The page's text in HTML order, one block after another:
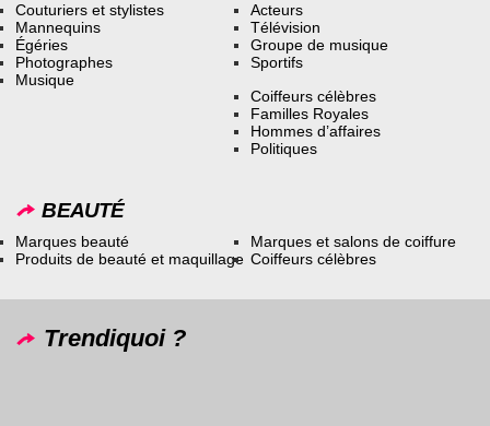
Couturiers et stylistes
Mannequins
Égéries
Photographes
Musique
Acteurs
Télévision
Groupe de musique
Sportifs
Coiffeurs célèbres
Familles Royales
Hommes d’affaires
Politiques
BEAUTÉ
Marques beauté
Produits de beauté et maquillage
Marques et salons de coiffure
Coiffeurs célèbres
Trendiquoi ?